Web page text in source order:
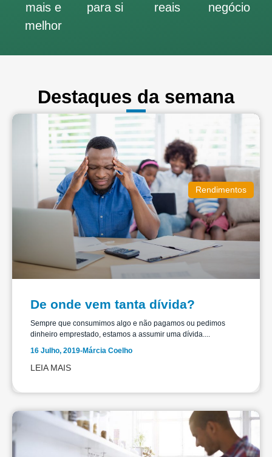
mais e
melhor
para si
reais
negócio
Destaques da semana
Rendimentos
De onde vem tanta dívida?
Sempre que consumimos algo e não pagamos ou pedimos
dinheiro emprestado, estamos a assumir uma dívida....
16 Julho, 2019-Márcia Coelho
LEIA MAIS